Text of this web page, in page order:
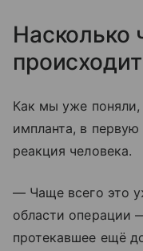
Насколько
происходит
Как мы уже
импланта, в
реакция человека.
— Чаще всего это
области операции
протекавшее ещё